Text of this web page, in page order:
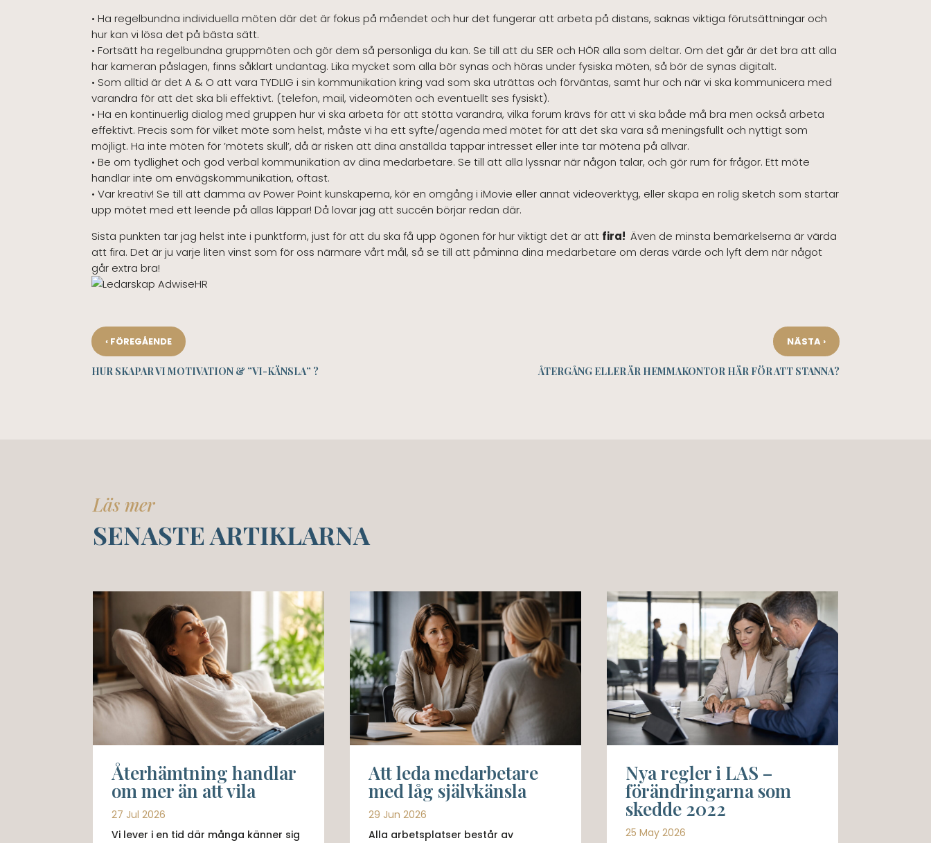
• Ha regelbundna individuella möten där det är fokus på måendet och hur det fungerar att arbeta på distans, saknas viktiga förutsättningar och
hur kan vi lösa det på bästa sätt.
• Fortsätt ha regelbundna gruppmöten och gör dem så personliga du kan. Se till att du SER och HÖR alla som deltar. Om det går är det bra att alla
har kameran påslagen, finns såklart undantag. Lika mycket som alla bör synas och höras under fysiska möten, så bör de synas digitalt.
• Som alltid är det A & O att vara TYDLIG i sin kommunikation kring vad som ska uträttas och förväntas, samt hur och när vi ska kommunicera med
varandra för att det ska bli effektivt. (telefon, mail, videomöten och eventuellt ses fysiskt).
• Ha en kontinuerlig dialog med gruppen hur vi ska arbeta för att stötta varandra, vilka forum krävs för att vi ska både må bra men också arbeta
effektivt. Precis som för vilket möte som helst, måste vi ha ett syfte/agenda med mötet för att det ska vara så meningsfullt och nyttigt som
möjligt. Ha inte möten för ’mötets skull’, då är risken att dina anställda tappar intresset eller inte tar mötena på allvar.
• Be om tydlighet och god verbal kommunikation av dina medarbetare. Se till att alla lyssnar när någon talar, och gör rum för frågor. Ett möte
handlar inte om envägskommunikation, oftast.
• Var kreativ! Se till att damma av Power Point kunskaperna, kör en omgång i iMovie eller annat videoverktyg, eller skapa en rolig sketch som startar
upp mötet med ett leende på allas läppar! Då lovar jag att succén börjar redan där.
Sista punkten tar jag helst inte i punktform, just för att du ska få upp ögonen för hur viktigt det är att fira! Även de minsta bemärkelserna är värda
att fira. Det är ju varje liten vinst som för oss närmare vårt mål, så se till att påminna dina medarbetare om deras värde och lyft dem när något
går extra bra!
‹ FÖREGÅENDE
HUR SKAPAR VI MOTIVATION & ”VI-KÄNSLA” ?
NÄSTA ›
ÅTERGÅNG ELLER ÄR HEMMAKONTOR HÄR FÖR ATT STANNA?
Läs mer
SENASTE ARTIKLARNA
Återhämtning handlar
om mer än att vila
27 Jul 2026
Vi lever i en tid där många känner sig
Att leda medarbetare
med låg självkänsla
29 Jun 2026
Alla arbetsplatser består av
Nya regler i LAS –
förändringarna som
skedde 2022
25 May 2026